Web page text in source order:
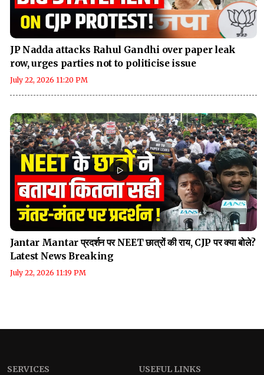
JP Nadda attacks Rahul Gandhi over paper leak
row, urges parties not to politicise issue
July 22, 2026 11:20 PM
Jantar Mantar प्रदर्शन पर NEET छात्रों की राय, CJP पर क्या बोले?
Latest News Breaking
July 22, 2026 11:19 PM
SERVICES USEFUL LINKS